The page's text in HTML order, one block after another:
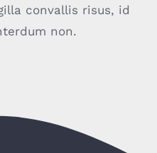
convallis risus, id
non.